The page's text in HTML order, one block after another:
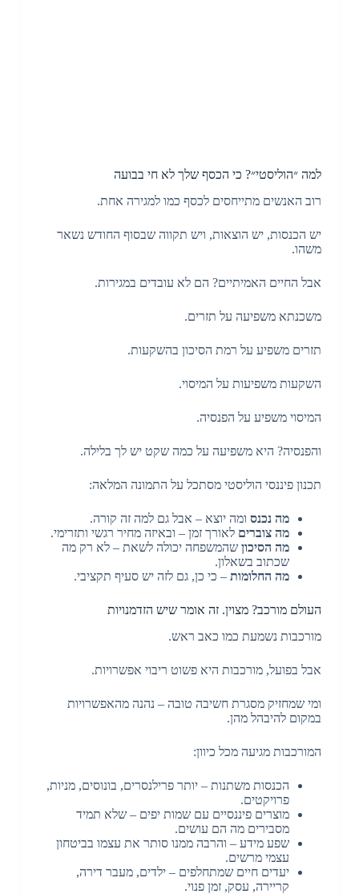
למה ״הוליסטי״? כי הכסף שלך לא חי בבועה
רוב האנשים מתייחסים לכסף כמו למגירה אחת.
יש הכנסות, יש הוצאות, ויש תקווה שבסוף החודש נשאר
משהו.
אבל החיים האמיתיים? הם לא עובדים במגירות.
משכנתא משפיעה על תזרים.
תזרים משפיע על רמת הסיכון בהשקעות.
השקעות משפיעות על המיסוי.
המיסוי משפיע על הפנסיה.
והפנסיה? היא משפיעה על כמה שקט יש לך בלילה.
תכנון פיננסי הוליסטי מסתכל על התמונה המלאה:
מה נכנסומה יוצא – אבל גם למה זה קורה.
מה צוברים לאורך זמן – ובאיזה מחיר רגשי ותזרימי.
מה הסיכוןשהמשפחה יכולה לשאת – לא רק מה
שכתוב בשאלון.
מה החלומות– כי כן, גם לזה יש סעיף תקציבי.
העולם מורכב? מצוין. זה אומר שיש הזדמנויות
מורכבות נשמעת כמו כאב ראש.
אבל בפועל, מורכבות היא פשוט ריבוי אפשרויות.
ומי שמחזיק מסגרת חשיבה טובה – נהנה מהאפשרויות
במקום להיבהל מהן.
המורכבות מגיעה מכל כיוון:
הכנסות משתנות – יותר פרילנסרים, בונוסים, מניות,
פרויקטים.
מוצרים פיננסיים עם שמות יפים – שלא תמיד
מסבירים מה הם עושים.
שפע מידע – והרבה ממנו סותר את עצמו בביטחון
עצמי מרשים.
יעדים חיים שמתחלפים – ילדים, מעבר דירה,
קריירה, עסק, זמן פנוי.